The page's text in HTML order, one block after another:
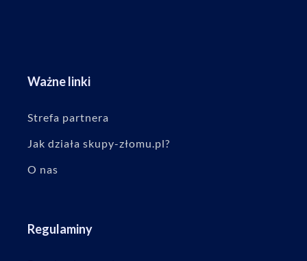
Ważne linki
Strefa partnera
Jak działa skupy-złomu.pl?
O nas
Regulaminy